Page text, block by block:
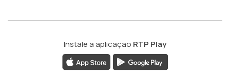
Instale a aplicação RTP Play